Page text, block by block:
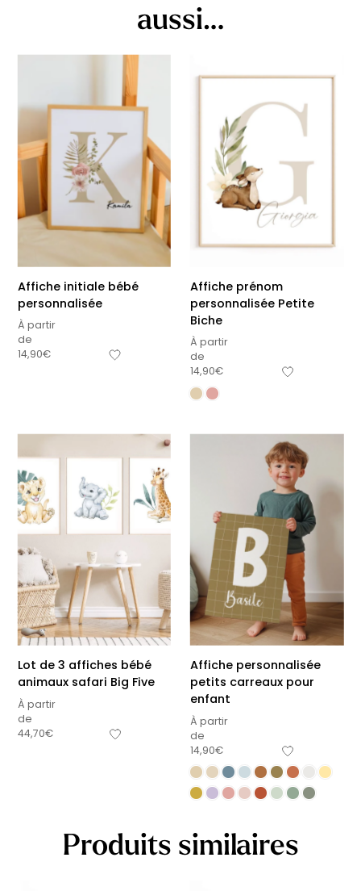
aussi…
Affiche initiale bébé
personnalisée
À partir
de
14,90€
Affiche prénom
personnalisée Petite
Biche
À partir
de
14,90€
Lot de 3 affiches bébé
animaux safari Big Five
À partir
de
44,70€
Affiche personnalisée
petits carreaux pour
enfant
À partir
de
14,90€
Produits similaires